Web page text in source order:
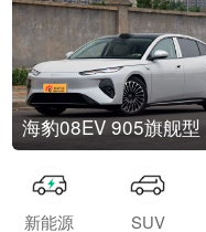
海豹08EV 905旗舰型
新能源 SUV